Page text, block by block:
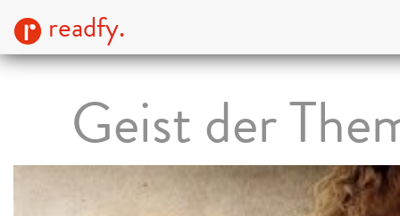
readfy.
Geist der